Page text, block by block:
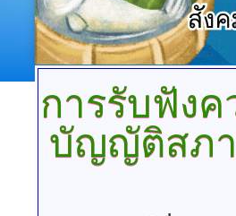
การรับฟัง
บัญญัติสภา